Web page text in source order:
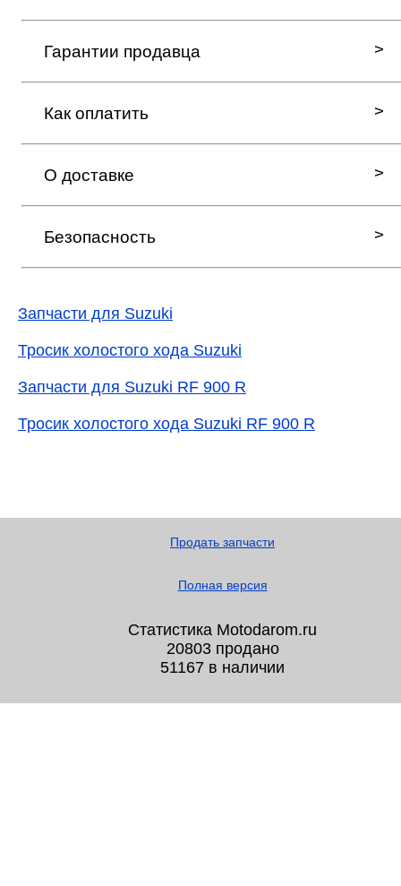
Гарантии продавца
Как оплатить
О доставке
Безопасность
Запчасти для Suzuki
Тросик холостого хода Suzuki
Запчасти для Suzuki RF 900 R
Тросик холостого хода Suzuki RF 900 R
Продать запчасти
Полная версия
Статистика Motodarom.ru
20803 продано
51167 в наличии